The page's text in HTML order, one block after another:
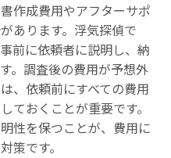
作成費用やアフターサポ
あります。浮気探偵で
前に依頼者に説明し、納
。調査後の費用が予想外
、依頼前にすべての費用
ておくことが重要です。
性を保つことが、費用に
策です。